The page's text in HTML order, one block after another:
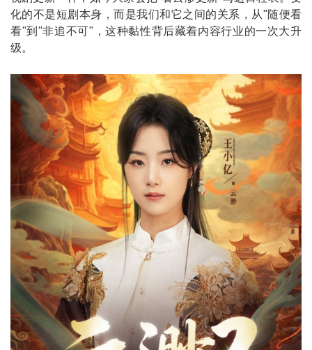
化的不是短剧本身，而是我们和它之间的关系，从"随便看
看"到"非追不可"，这种黏性背后藏着内容行业的一次大升
级。